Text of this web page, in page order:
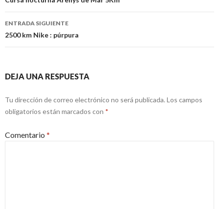
entradas
ENTRADA SIGUIENTE
2500 km Nike : púrpura
DEJA UNA RESPUESTA
Tu dirección de correo electrónico no será publicada. Los campos
obligatorios están marcados con *
Comentario *